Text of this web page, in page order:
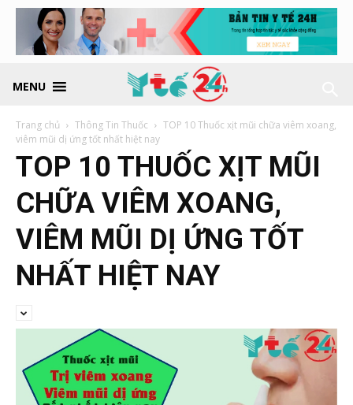
MENU
Trang chủ Thông Tin Thuốc
TOP 10 Thuốc xịt mũi chữa viêm xoang,
viêm mũi dị ứng tốt nhất hiệt nay
TOP 10 THUỐC XỊT MŨI
CHỮA VIÊM XOANG,
VIÊM MŨI DỊ ỨNG TỐT
NHẤT HIỆT NAY